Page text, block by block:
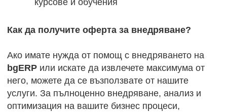
курсове и обучения
Как да получите оферта за внедряване?
Ако имате нужда от помощ с внедряването на
bgERPили искате да извлечете максимума от
него, можете да се възползвате от нашите
услуги. За пълноценно внедряване, анализ и
оптимизация на вашите бизнес процеси,